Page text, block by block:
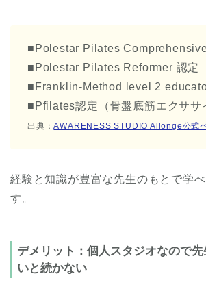
■Polestar Pilates
■Polestar Pilates Reformer 認定
■Franklin-Method level 2
■Pfilates認定（骨盤底筋エクササ
出典：AWARENESS STUDIO Allonge公式
経験と知識が豊富な先生のもとで学
す。
デメリット：個人スタジオなので
いと続かない